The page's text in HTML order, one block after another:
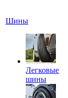
Шины
Легковые
шины